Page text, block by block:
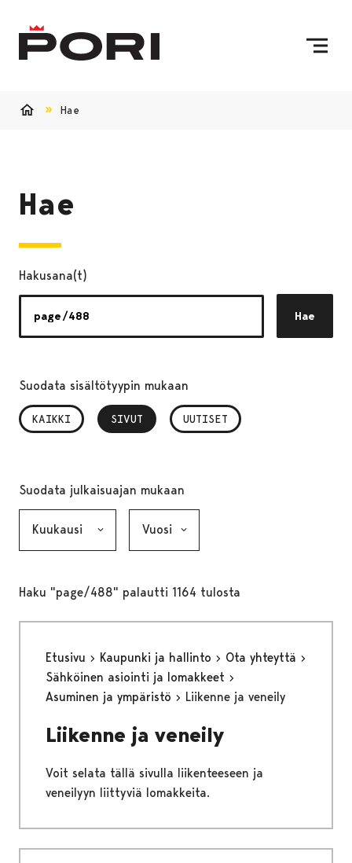
Hae
Hae
Hakusana(t)
Hae
Suodata sisältötyypin mukaan
KAIKKI SIVUT
, VALITTU UUTISET
Suodata julkaisuajan mukaan
Haku "page/488" palautti 1164 tulosta
Etusivu Kaupunki ja hallinto
Ota yhteyttä
Sähköinen asiointi ja lomakkeet
Asuminen ja ympäristö
Liikenne ja veneily
Liikenne ja veneily
Voit selata tällä sivulla liikenteeseen ja
veneilyyn liittyviä lomakkeita.